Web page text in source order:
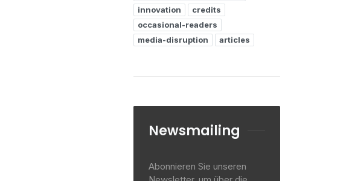
innovation
credits
occasional-readers
media-disruption
articles
Newsmailing
Abonnieren Sie unseren